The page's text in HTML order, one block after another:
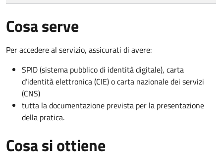
Cosa serve
Per accedere al servizio, assicurati di avere:
SPID (sistema pubblico di identità digitale), carta
d’identità elettronica (CIE) o carta nazionale dei servizi
(CNS)
tutta la documentazione prevista per la presentazione
della pratica.
Cosa si ottiene